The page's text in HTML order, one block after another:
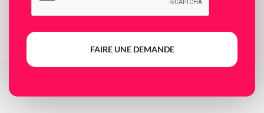
FAIRE UNE DEMANDE